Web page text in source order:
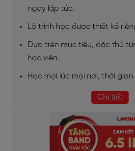
ngay lập tức.
Lộ trình học được thiết kế
Dựa trên mục tiêu, đặc thù
học viên.
Học mọi lúc mọi nơi, thời gian
Chi tiết